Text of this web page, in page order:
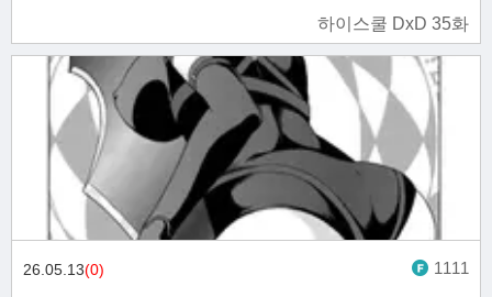
하이스쿨 DxD 35화
26.05.13(0) 1111